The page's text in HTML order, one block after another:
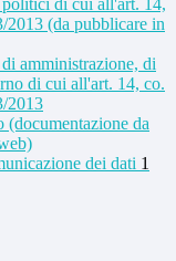
di cui all'art. 14,
2013 (da pubblicare in
amministrazione, di
di cui all'art. 14, co.
2013
(documentazione da
dei dati 1